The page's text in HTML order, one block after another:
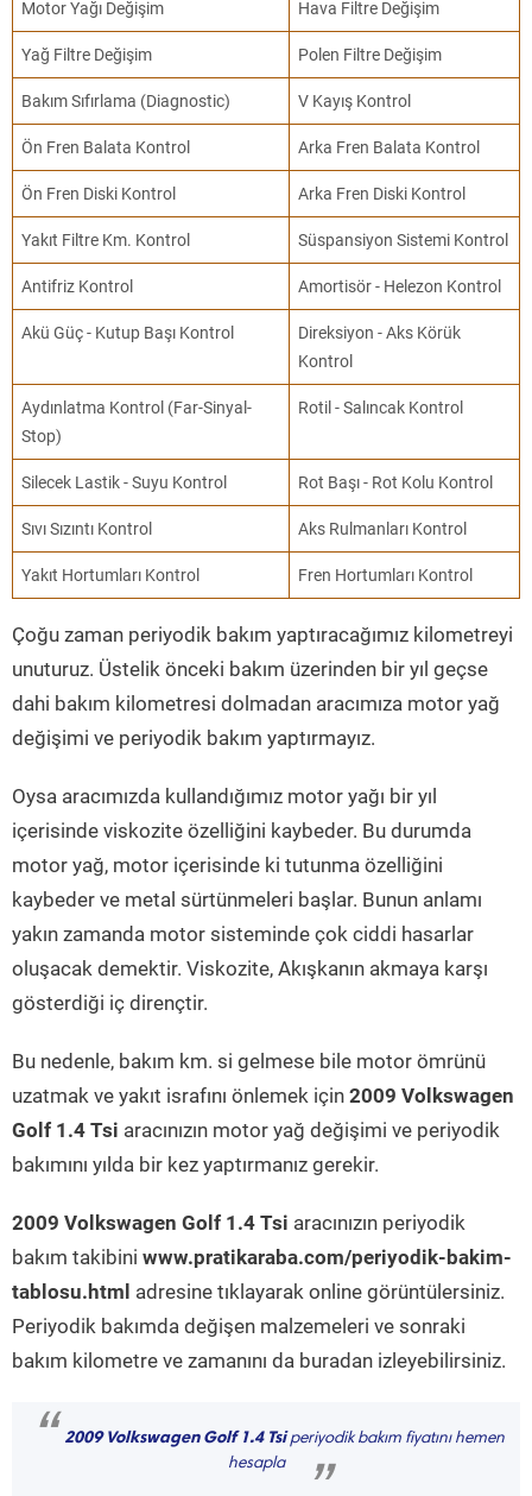
Motor Yağı Değişim Hava Filtre Değişim
Yağ Filtre Değişim Polen Filtre Değişim
Bakım Sıfırlama (Diagnostic) V Kayış Kontrol
Ön Fren Balata Kontrol Arka Fren Balata Kontrol
Ön Fren Diski Kontrol Arka Fren Diski Kontrol
Yakıt Filtre Km. Kontrol Süspansiyon Sistemi Kontrol
Antifriz Kontrol Amortisör - Helezon Kontrol
Akü Güç - Kutup Başı Kontrol
Direksiyon - Aks Körük
Kontrol
Aydınlatma Kontrol (Far-Sinyal-
Stop)
Rotil - Salıncak Kontrol
Silecek Lastik - Suyu Kontrol Rot Başı - Rot Kolu Kontrol
Sıvı Sızıntı Kontrol Aks Rulmanları Kontrol
Yakıt Hortumları Kontrol Fren Hortumları Kontrol
Çoğu zaman periyodik bakım yaptıracağımız kilometreyi
unuturuz. Üstelik önceki bakım üzerinden bir yıl geçse
dahi bakım kilometresi dolmadan aracımıza motor yağ
değişimi ve periyodik bakım yaptırmayız.
Oysa aracımızda kullandığımız motor yağı bir yıl
içerisinde viskozite özelliğini kaybeder. Bu durumda
motor yağ, motor içerisinde ki tutunma özelliğini
kaybeder ve metal sürtünmeleri başlar. Bunun anlamı
yakın zamanda motor sisteminde çok ciddi hasarlar
oluşacak demektir. Viskozite, Akışkanın akmaya karşı
gösterdiği iç dirençtir.
Bu nedenle, bakım km. si gelmese bile motor ömrünü
uzatmak ve yakıt israfını önlemek için 2009 Volkswagen
Golf 1.4 Tsi aracınızın motor yağ değişimi ve periyodik
bakımını yılda bir kez yaptırmanız gerekir.
2009 Volkswagen Golf 1.4 Tsi aracınızın periyodik
bakım takibini www.pratikaraba.com/periyodik-bakim-
tablosu.html adresine tıklayarak online görüntülersiniz.
Periyodik bakımda değişen malzemeleri ve sonraki
bakım kilometre ve zamanını da buradan izleyebilirsiniz.
“ 2009 Volkswagen Golf 1.4 Tsiperiyodik bakım fiyatını hemen
hesapla